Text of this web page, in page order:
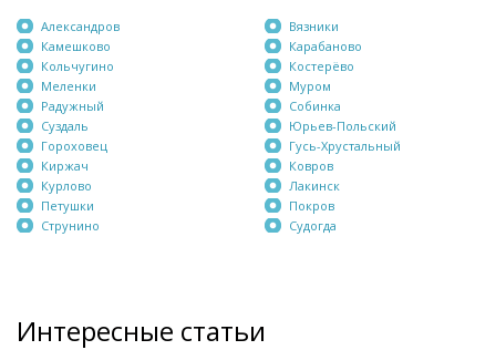
Александров
Камешково
Кольчугино
Меленки
Радужный
Суздаль
Вязники
Карабаново
Костерёво
Муром
Собинка
Юрьев-Польский
Гороховец
Киржач
Курлово
Петушки
Струнино
Гусь-Хрустальный
Ковров
Лакинск
Покров
Судогда
Интересные статьи